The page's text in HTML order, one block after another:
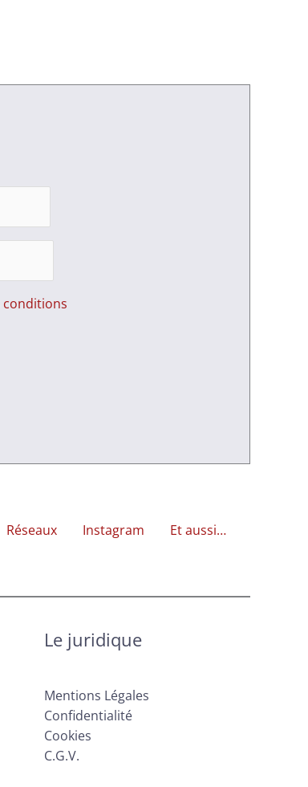
conditions
Réseaux Instagram Et aussi…
Le juridique
Mentions Légales
Confidentialité
Cookies
C.G.V.